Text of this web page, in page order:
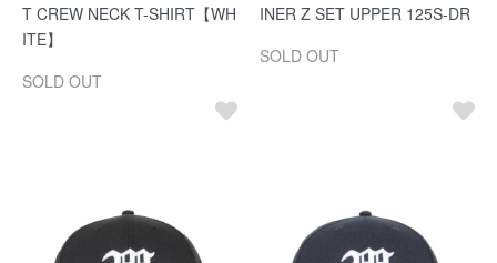
T CREW NECK T-SHIRT【WH
ITE】
SOLD OUT
INER Z SET UPPER 125S-DR
SOLD OUT